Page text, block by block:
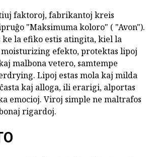
faktoroj, fabrikantoj kreis
"Maksimuma koloro" ( "Avon").
ke la efiko estis atingita, kiel la
efekto, protektas lipoj
malbona vetero, samtempe
Lipoj estas mola kaj milda
kaj alloga, ili erarigi, alportas
emocioj. Viroj simple ne maltrafos
rigardoj.